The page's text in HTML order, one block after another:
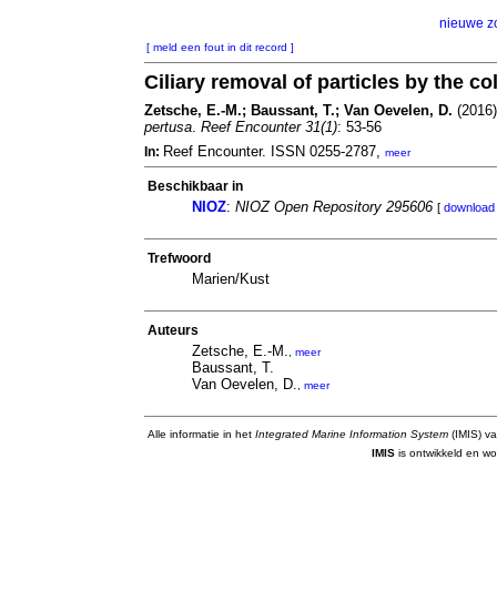
nieuwe
[ meld een fout in dit record ]
Ciliary removal of particles by the
Zetsche, E.-M.; Baussant, T.; Van Oevelen, D.
pertusa. Reef Encounter 31(1): 53-56
In: Reef Encounter. ISSN 0255-2787, meer
Beschikbaar in
NIOZ: NIOZ Open Repository 295606 [ download
Trefwoord
Marien/Kust
Auteurs
Zetsche, E.-M. meer
Baussant, T.
Van Oevelen, D.
meer
Alle informatie in het Integrated Marine Information System (IMIS)
IMIS is ontwikkeld en